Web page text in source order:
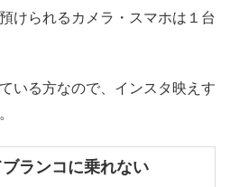
けられるカメラ・スマホは１台
いる方なので、インスタ映えす
ランコに乗れない